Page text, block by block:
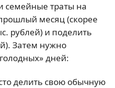
семейные траты на
месяц (скорее
рублей) и поделить
Затем нужно
дней:
делить свою обычную